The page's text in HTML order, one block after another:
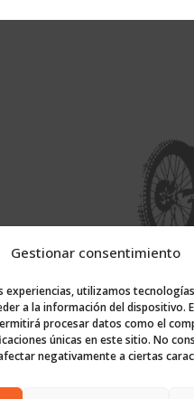
Gestionar consentimiento
experiencias, utilizamos
a la información del dispositivo.
procesar datos como el
únicas en este sitio. No
negativamente a ciertas
a 19:30h